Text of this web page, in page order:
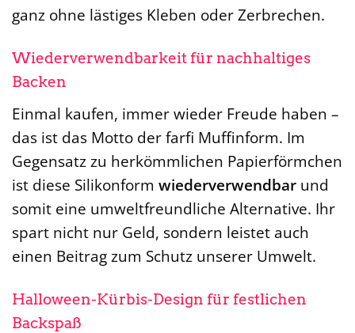
ganz ohne lästiges Kleben oder Zerbrechen.
Wiederverwendbarkeit für nachhaltiges
Backen
Einmal kaufen, immer wieder Freude haben –
das ist das Motto der farfi Muffinform. Im
Gegensatz zu herkömmlichen Papierförmchen
ist diese Silikonform wiederverwendbar und
somit eine umweltfreundliche Alternative. Ihr
spart nicht nur Geld, sondern leistet auch
einen Beitrag zum Schutz unserer Umwelt.
Halloween-Kürbis-Design für festlichen
Backspaß